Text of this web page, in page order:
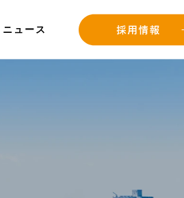
ニュース